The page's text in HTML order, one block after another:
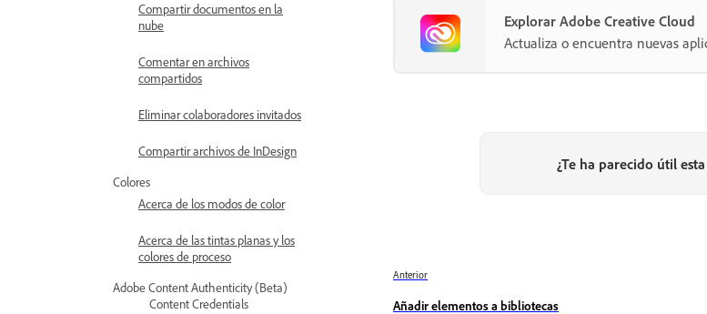
Compartir documentos en la
nube
Comentar en archivos
compartidos
Eliminar colaboradores invitados
Compartir archivos de InDesign
Colores
Acerca de los modos de color
Acerca de las tintas planas y los
colores de proceso
Adobe Content Authenticity (Beta)
Content Credentials
Explorar Adobe Creative Cloud
Actualiza o encuentra nuevas
¿Te ha parecido útil
Anterior
Añadir elementos a bibliotecas